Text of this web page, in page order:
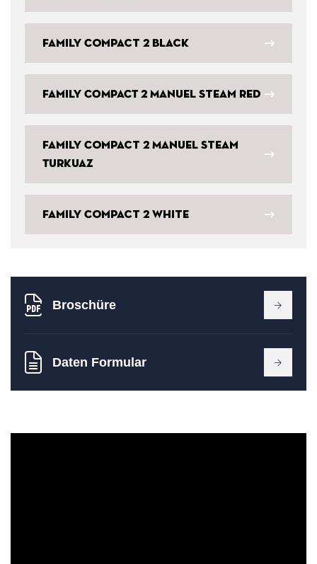
Family Compact 2 Black
Family COMPACT 2 Manuel Steam Red
Family Compact 2 Manuel Steam
Turkuaz
Family Compact 2 White
Broschüre
Daten Formular